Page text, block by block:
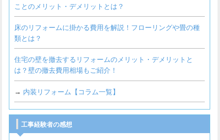
ことのメリット・デメリットとは？
床のリフォームに掛かる費用を解説！フローリングや畳の種
類とは？
住宅の壁を撤去するリフォームのメリット・デメリットと
は？壁の撤去費用相場もご紹介！
→ 内装リフォーム【コラム一覧】
工事経験者の感想